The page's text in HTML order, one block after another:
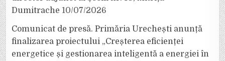
Dumitrache 10/07/2026
Comunicat de presă. Primăria Urechești anunță
finalizarea proiectului „Creșterea eficienței
energetice și gestionarea inteligentă a energiei în